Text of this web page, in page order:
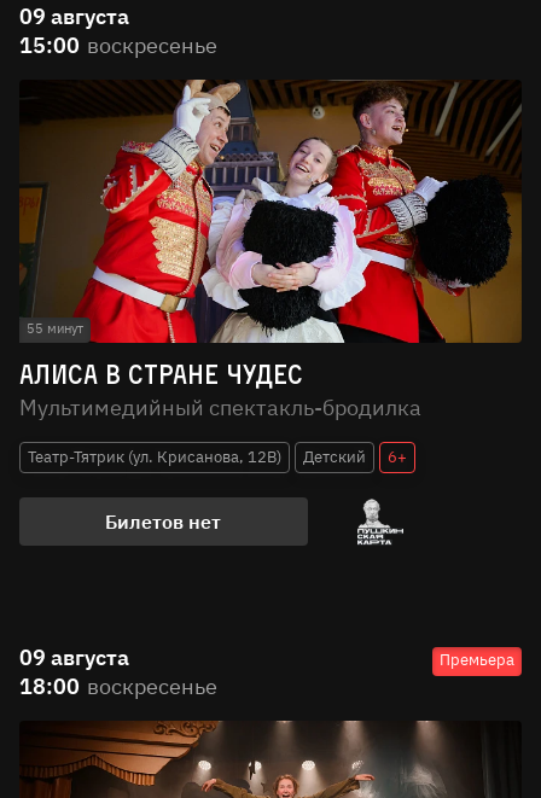
09 августа
15:00 воскресенье
55 минут
Алиса в стране чудес
Мультимедийный спектакль-бродилка
Театр-Тятрик (ул. Крисанова, 12В) Детский 6+
Билетов нет
09 августа
18:00 воскресенье
Премьера